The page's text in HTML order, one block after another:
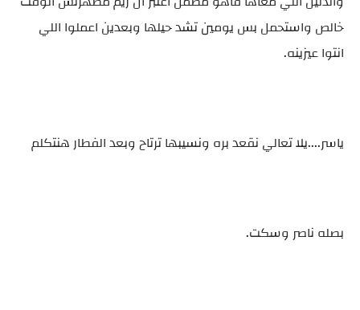
خالص واستحمل بس يومين تشد حيلها وبعدين اعملوا اللي
انتوا عيزينه.
ياسر....يلا تعالي نقعد بره ونسيبها ترتاح وبعد الفطار هنتكلم
بصله ناصر وسكت.